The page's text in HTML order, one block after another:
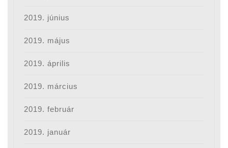
2019. június
2019. május
2019. április
2019. március
2019. február
2019. január